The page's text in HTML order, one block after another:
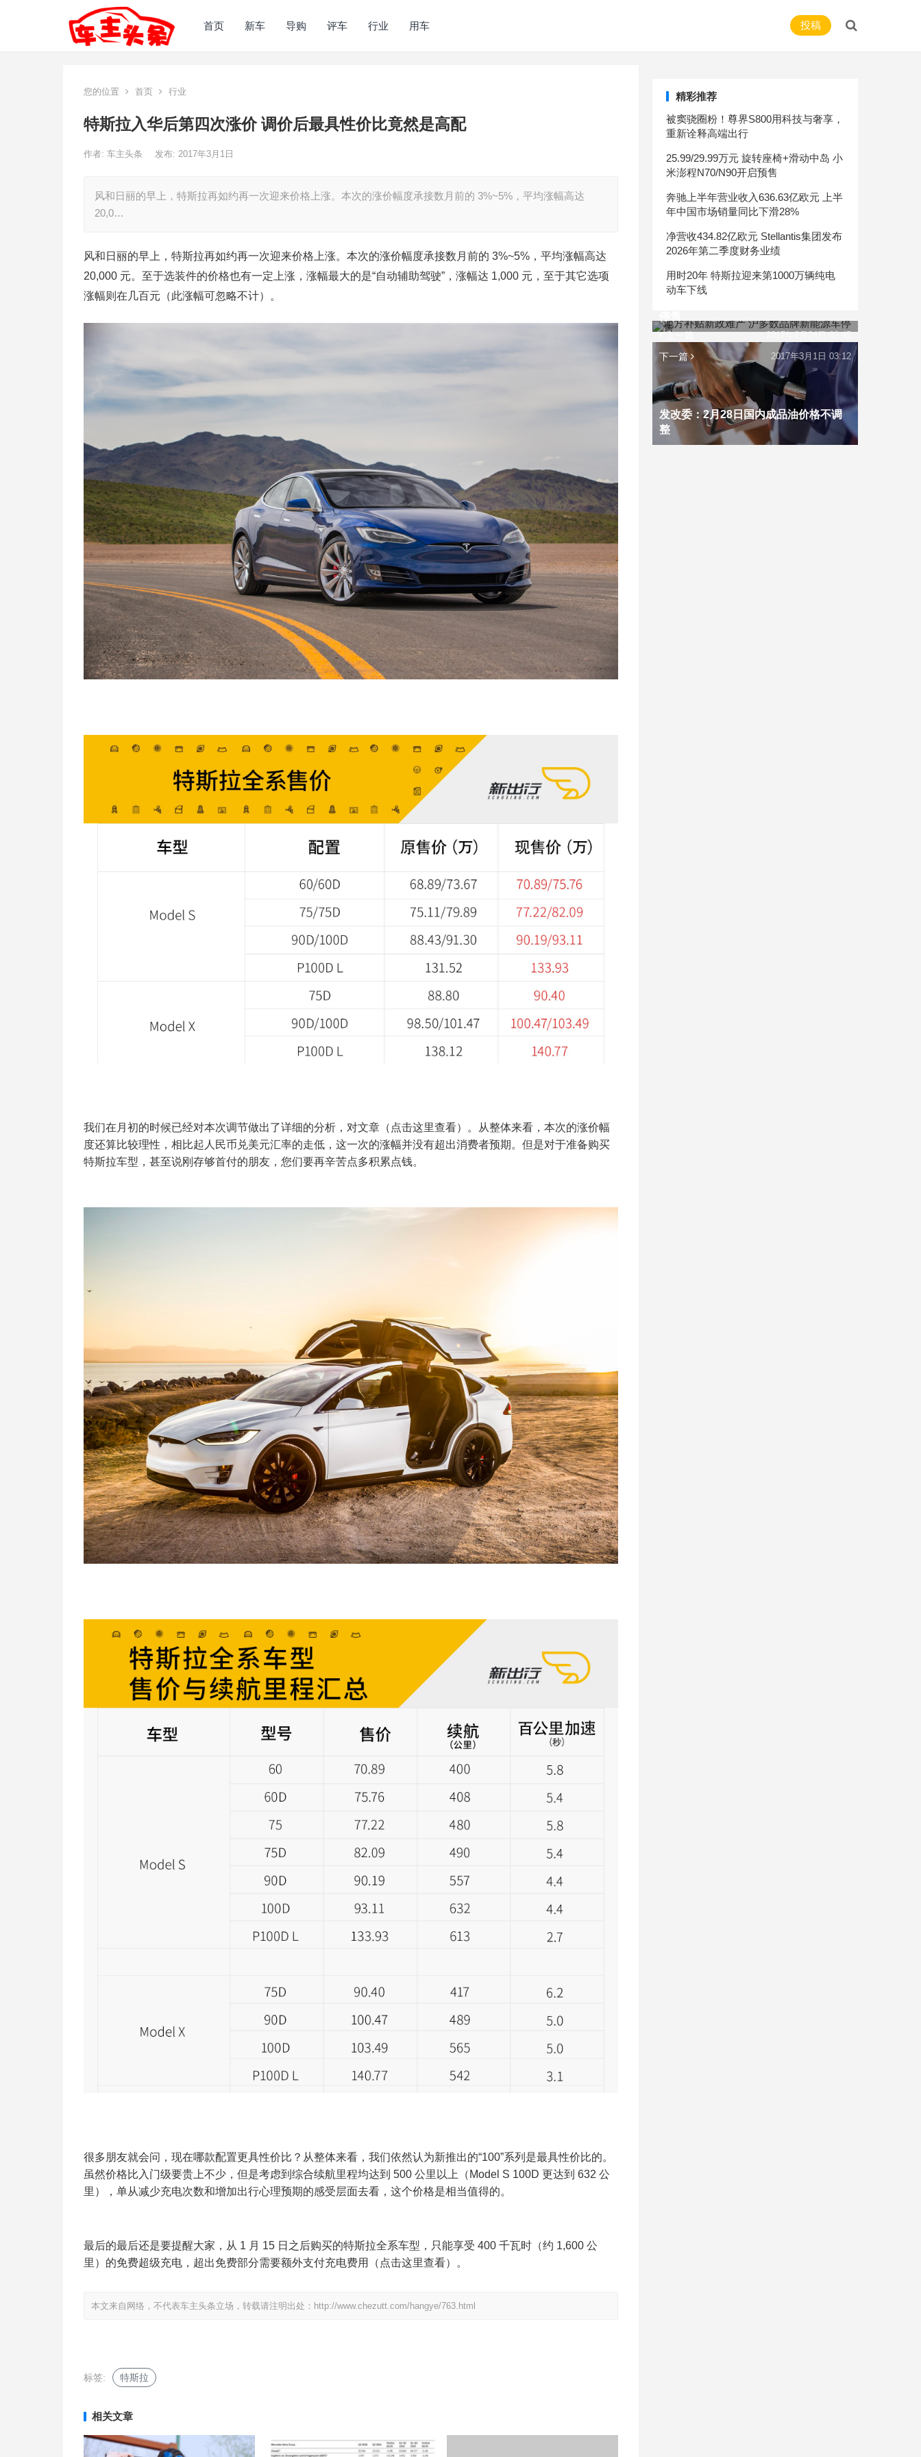
首页 新车 导购 评车 行业 用车 投稿
您的位置 首页 行业
特斯拉入华后第四次涨价 调价后最具性价比竟然是高配
作者: 车主头条 发布: 2017年3月1日
风和日丽的早上，特斯拉再如约再一次迎来价格上涨。本次的涨价幅度承接数月前的 3%~5%，平均涨幅高达
20,0…
风和日丽的早上，特斯拉再如约再一次迎来价格上涨。本次的涨价幅度承接数月前的 3%~5%，平均涨幅高达
20,000 元。至于选装件的价格也有一定上涨，涨幅最大的是“自动辅助驾驶”，涨幅达 1,000 元，至于其它选项
涨幅则在几百元（此涨幅可忽略不计）。
我们在月初的时候已经对本次调节做出了详细的分析，对文章（点击这里查看）。从整体来看，本次的涨价幅
度还算比较理性，相比起人民币兑美元汇率的走低，这一次的涨幅并没有超出消费者预期。但是对于准备购买
特斯拉车型，甚至说刚存够首付的朋友，您们要再辛苦点多积累点钱。
很多朋友就会问，现在哪款配置更具性价比？从整体来看，我们依然认为新推出的“100”系列是最具性价比的。
虽然价格比入门级要贵上不少，但是考虑到综合续航里程均达到 500 公里以上（Model S 100D 更达到 632 公
里），单从减少充电次数和增加出行心理预期的感受层面去看，这个价格是相当值得的。
最后的最后还是要提醒大家，从 1 月 15 日之后购买的特斯拉全系车型，只能享受 400 千瓦时（约 1,600 公
里）的免费超级充电，超出免费部分需要额外支付充电费用（点击这里查看）。
本文来自网络，不代表车主头条立场，转载请注明出处：http://www.chezutt.com/hangye/763.html
标签: 特斯拉
相关文章
精彩推荐
被窦骁圈粉！尊界S800用科技与奢享，
重新诠释高端出行
25.99/29.99万元 旋转座椅+滑动中岛 小
米澎程N70/N90开启预售
奔驰上半年营业收入636.63亿欧元 上半
年中国市场销量同比下滑28%
净营收434.82亿欧元 Stellantis集团发布
2026年第二季度财务业绩
用时20年 特斯拉迎来第1000万辆纯电
动车下线
上一篇 2017年2月24日 02:45
下一篇
发改委：2月28日国内成品油价格不调
整
2017年3月1日 03:12